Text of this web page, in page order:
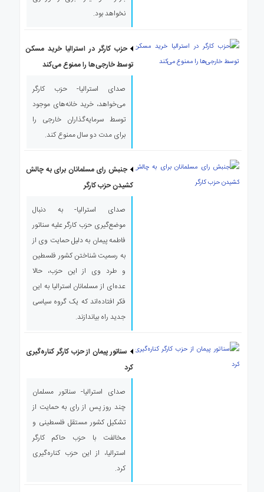
نخواهد بود.
حزب کارگر در استرالیا خرید مسکن
توسط خارجی‌ها را ممنوع می‌کند
صدای استرالیا- حزب کارگر
می‌خواهد، خرید خانه‌های موجود
توسط سرمایه‌گذاران خارجی را
برای مدت دو سال ممنوع کند.
جنبش رای مسلمانان برای به چالش
کشیدن حزب کارگر
صدای استرالیا- به دنبال
موضع‌گیری حزب کارگر علیه سناتور
فاطمه پیمان به دلیل حمایت وی از
به رسمیت شناختن کشور فلسطین
و طرد وی از این حزب، حالا
عده‌ای از مسلمانان استرالیا به این
فکر افتاده‌اند که یک گروه سیاسی
جدید راه بیاندازند.
سناتور پیمان از حزب کارگر کناره‌گیری
کرد
صدای استرالیا- سناتور مسلمان
چند روز پس از رای به حمایت از
تشکیل کشور مستقل فلسطینی و
مخالفت با حزب حاکم کارگر
استرالیا، از این حزب کناره‌گیری
کرد.